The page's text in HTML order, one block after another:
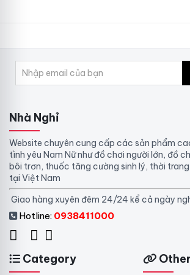
Nhà Nghỉ
Website chuyên cung cấp các sản phẩm
tình yêu Nam Nữ như đồ chơi người lớn, đồ
bôi trơn, thuốc tăng cường sinh lý, thời
tại Việt Nam
Giao hàng xuyên đêm 24/24 kể cả ngày
Hotline: 0938411000
Category Other